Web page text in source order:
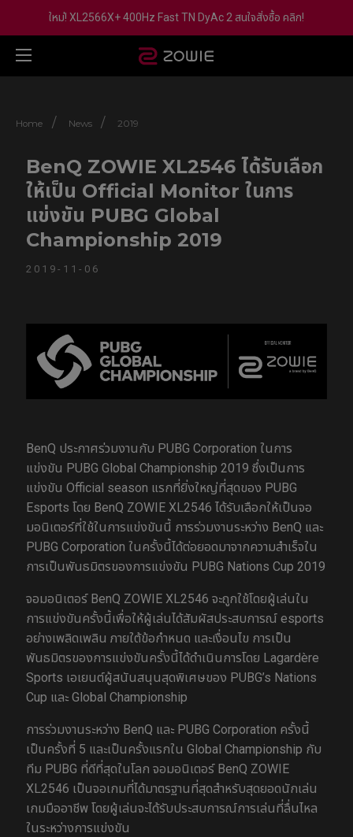
ใหม่! XL2566X+ 400Hz Fast TN DyAc 2 สนใจสั่งซื้อ คลิก!
Home / News / 2019
BenQ ZOWIE XL2546 ได้รับเลือก
ให้เป็น Official Monitor ในการ
แข่งขัน PUBG Global
Championship 2019
2019-11-06
BenQ ประกาศร่วมงานกับ PUBG Corporation ในการ
แข่งขัน PUBG Global Championship 2019 ซึ่งเป็นการ
แข่งขัน Official season แรกที่ยิ่งใหญ่ที่สุดของ PUBG
Esports โดย BenQ ZOWIE XL2546 ได้รับเลือกให้เป็นจอ
มอนิเตอร์ที่ใช้ในการแข่งขันนี้ การร่วมงานระหว่าง BenQ และ
PUBG Corporation ในครั้งนี้ได้ต่อยอดมาจากความสำเร็จใน
การเป็นพันธมิตรของการแข่งขัน PUBG Nations Cup 2019
จอมอนิเตอร์ BenQ ZOWIE XL2546 จะถูกใช้โดยผู้เล่นใน
การแข่งขันครั้งนี้เพื่อให้ผู้เล่นได้สัมผัสประสบการณ์ esports
อย่างเพลิดเพลิน ภายใต้ข้อกำหนด และเงื่อนไข การเป็น
พันธมิตรของการแข่งขันครั้งนี้ได้ดำเนินการโดย Lagardère
Sports เอเยนต์ผู้สนันสนุนสุดพิเศษของ PUBG’s Nations
Cup และ Global Championship
การร่วมงานระหว่าง BenQ และ PUBG Corporation ครั้งนี้
เป็นครั้งที่ 5 และเป็นครั้งแรกใน Global Championship กับ
ทีม PUBG ที่ดีที่สุดในโลก จอมอนิเตอร์ BenQ ZOWIE
XL2546 เป็นจอเกมที่ได้มาตรฐานที่สุดสำหรับสุดยอดนักเล่น
เกมมืออาชีพ โดยผู้เล่นจะได้รับประสบการณ์การเล่นที่ลื่นไหล
ในระหว่างการแข่งขัน